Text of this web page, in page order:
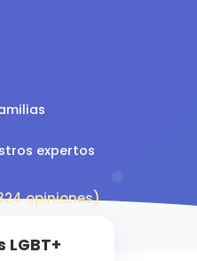
expertos
opiniones)
LGBT+